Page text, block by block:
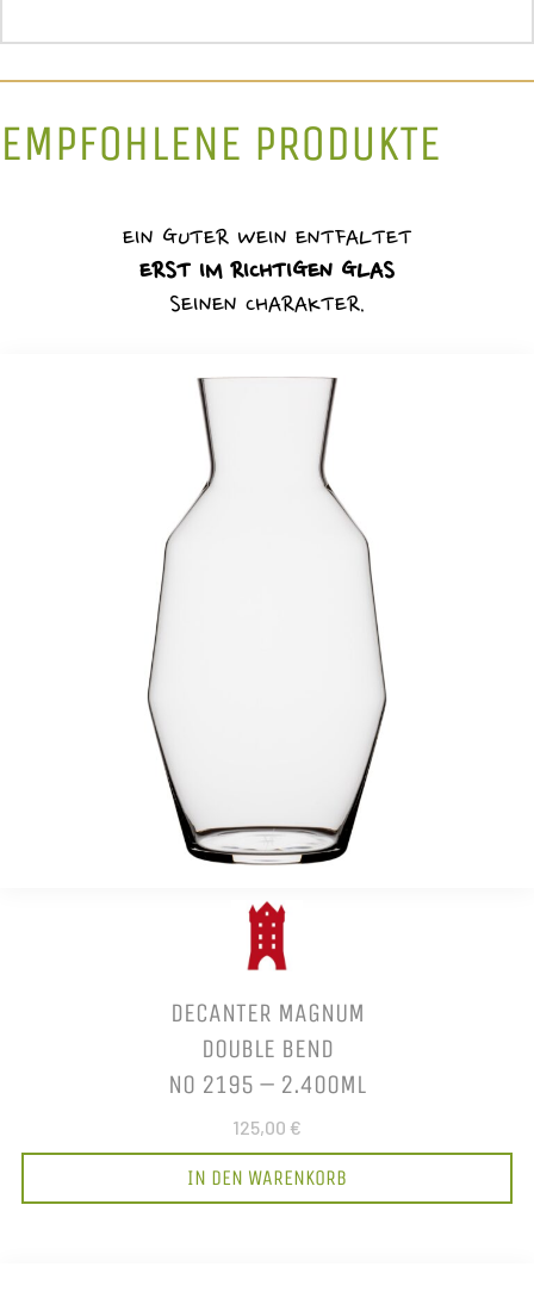
EMPFOHLENE PRODUKTE
EIN GUTER WEIN ENTFALTET
ERST IM RICHTIGEN GLAS
SEINEN CHARAKTER.
DECANTER MAGNUM
DOUBLE BEND
NO 2195 – 2.400ML
125,00 €
IN DEN WARENKORB